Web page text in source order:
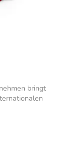
bringt